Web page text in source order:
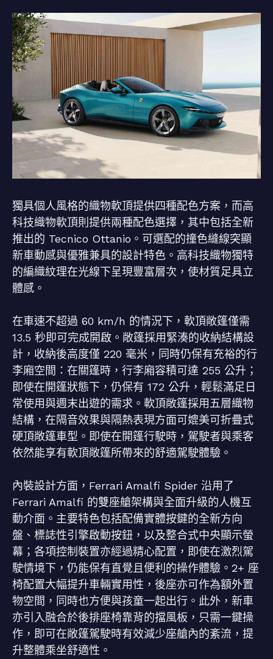
獨具個人風格的織物軟頂提供四種配色方案，而高
科技織物軟頂則提供兩種配色選擇，其中包括全新
推出的 Tecnico Ottanio。可選配的撞色縫線突顯
新車動感與優雅兼具的設計特色。高科技織物獨特
的編織紋理在光線下呈現豐富層次，使材質足具立
體感。
在車速不超過 60 km/h 的情況下，軟頂敞篷僅需
13.5 秒即可完成開啟。敞篷採用緊湊的收納結構設
計，收納後高度僅 220 毫米，同時仍保有充裕的行
李廂空間：在關篷時，行李廂容積可達 255 公升；
即使在開篷狀態下，仍保有 172 公升，輕鬆滿足日
常使用與週末出遊的需求。軟頂敞篷採用五層織物
結構，在隔音效果與隔熱表現方面可媲美可折疊式
硬頂敞篷車型。即使在開篷行駛時，駕駛者與乘客
依然能享有軟頂敞篷所帶來的舒適駕駛體驗。
內裝設計方面，Ferrari Amalfi Spider 沿用了
Ferrari Amalfi 的雙座艙架構與全面升級的人機互
動介面。主要特色包括配備實體按鍵的全新方向
盤、標誌性引擎啟動按鈕，以及整合式中央顯示螢
幕；各項控制裝置亦經過精心配置，即使在激烈駕
駛情境下，仍能保有直覺且便利的操作體驗。2+ 座
椅配置大幅提升車輛實用性，後座亦可作為額外置
物空間，同時也方便與孩童一起出行。此外，新車
亦引入融合於後排座椅靠背的擋風板，只需一鍵操
作，即可在敞篷駕駛時有效減少座艙內的紊流，提
升整體乘坐舒適性。